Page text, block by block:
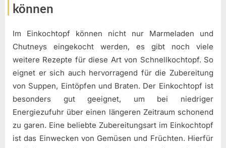
können
Im Einkochtopf können nicht nur Marmeladen und
Chutneys eingekocht werden, es gibt noch viele
weitere Rezepte für diese Art von Schnellkochtopf. So
eignet er sich auch hervorragend für die Zubereitung
von Suppen, Eintöpfen und Braten. Der Einkochtopf ist
besonders gut geeignet, um bei niedriger
Energiezufuhr über einen längeren Zeitraum schonend
zu garen. Eine beliebte Zubereitungsart im Einkochtopf
ist das Einwecken von Gemüsen und Früchten. Hierfür